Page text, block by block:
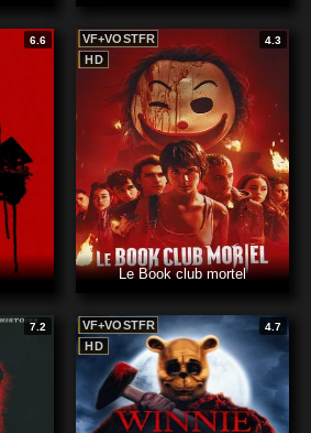
6.6
HD
VF+VOSTFR 4.3
Le Book club mortel
7.2
HD
VF+VOSTFR 4.7